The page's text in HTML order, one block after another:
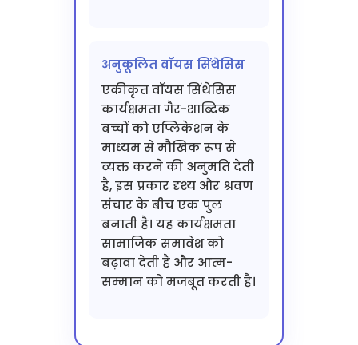
अनुकूलित वॉयस सिंथेसिस
एकीकृत वॉयस सिंथेसिस
कार्यक्षमता गैर-शाब्दिक
बच्चों को एप्लिकेशन के
माध्यम से मौखिक रूप से
व्यक्त करने की अनुमति देती
है, इस प्रकार दृश्य और श्रवण
संचार के बीच एक पुल
बनाती है। यह कार्यक्षमता
सामाजिक समावेश को
बढ़ावा देती है और आत्म-
सम्मान को मजबूत करती है।